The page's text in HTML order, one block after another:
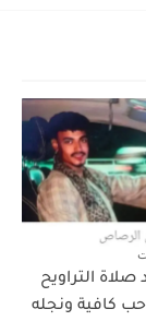
التراويح
كافية ونجله